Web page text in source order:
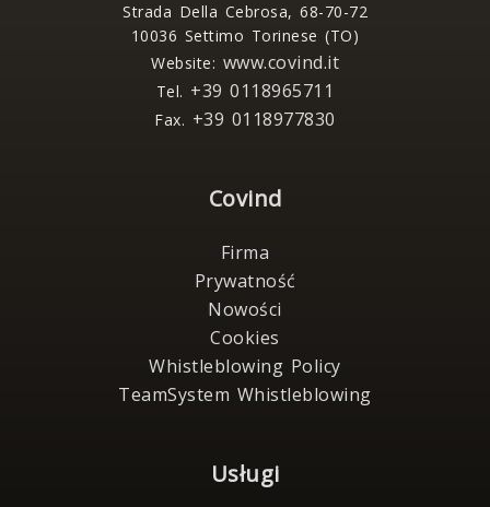
Strada Della Cebrosa, 68-70-72
10036 Settimo Torinese (TO)
Website: www.covind.it
Tel. +39 0118965711
Fax. +39 0118977830
Covind
Firma
Prywatność
Nowości
Cookies
Whistleblowing Policy
TeamSystem Whistleblowing
Usługi